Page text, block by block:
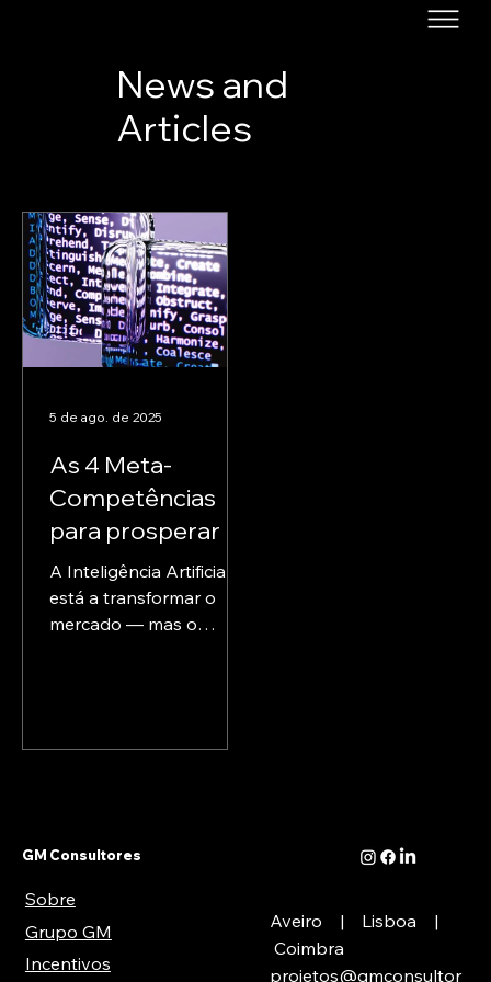
News and
Articles
As 4 Meta-
Competências
para prosperar na
era da Inteligência
Artificial
A Inteligência Artificial
está a transformar o
mercado — mas o
5 de ago. de 2025
GM Consultores
Sobre
Grupo GM
Incentivos
Aveiro | Lisboa |
Coimbra
projetos@gmconsultor